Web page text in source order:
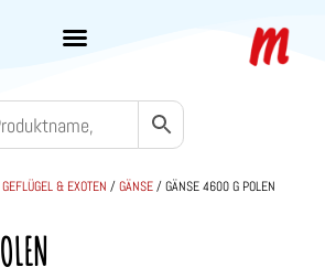
& EXOTEN /GÄNSE/ GÄNSE 4600 G POLEN